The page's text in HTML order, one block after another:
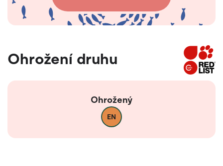
Ohrožení druhu
Ohrožený
EN